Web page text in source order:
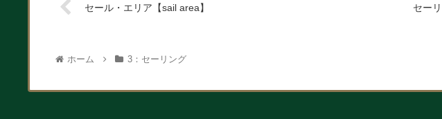
セール・エリア【sail area】 セー
ホーム 3：セーリング